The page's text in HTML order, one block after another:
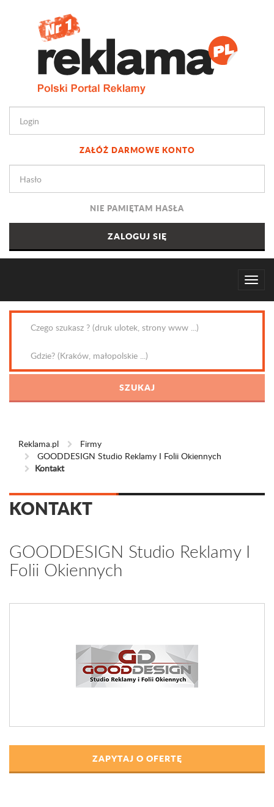
ZAŁÓŻ DARMOWE KONTO
NIE PAMIĘTAM HASŁA
Reklama.pl
Firmy
GOODDESIGN Studio Reklamy I Folii Okiennych
Kontakt
KONTAKT
GOODDESIGN Studio Reklamy I
Folii Okiennych
ZAPYTAJ O OFERTĘ